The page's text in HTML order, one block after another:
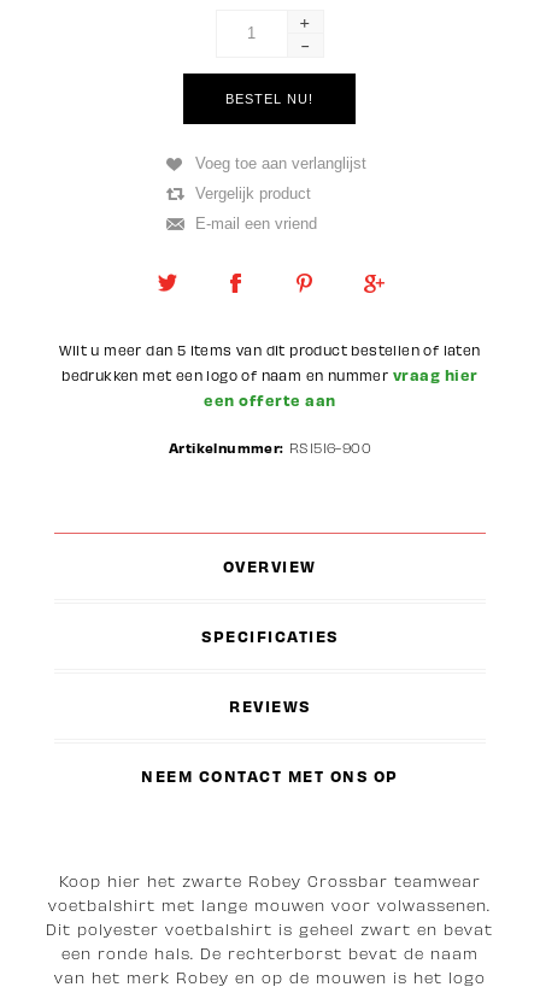
+
-
Wilt u meer dan 5 items van dit product bestellen of laten
bedrukken met een logo of naam en nummer vraag hier
een offerte aan
Artikelnummer: RS1516-900
OVERVIEW
SPECIFICATIES
REVIEWS
NEEM CONTACT MET ONS OP
Koop hier het zwarte Robey Crossbar teamwear
voetbalshirt met lange mouwen voor volwassenen.
Dit polyester voetbalshirt is geheel zwart en bevat
een ronde hals. De rechterborst bevat de naam
van het merk Robey en op de mouwen is het logo